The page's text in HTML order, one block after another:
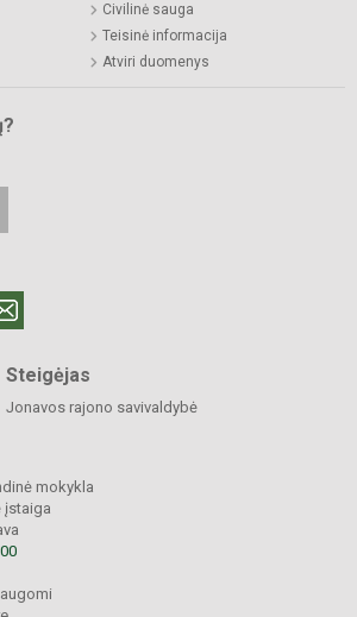
Civilinė sauga
Teisinė informacija
Atviri duomenys
Steigėjas
Jonavos rajono savivaldybė
mokykla
įstaiga